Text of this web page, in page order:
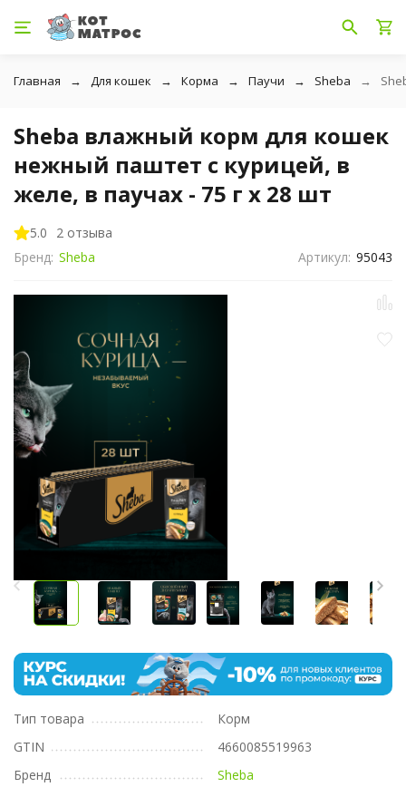
Главная Для кошек Корма Паучи Sheba
Sheba влажный корм для кошек
нежный паштет с курицей, в
желе, в паучах - 75 г х 28 шт
5.0
2 отзыва
Бренд: Sheba Артикул: 95043
Тип товара
Корм
GTIN
4660085519963
Бренд
Sheba